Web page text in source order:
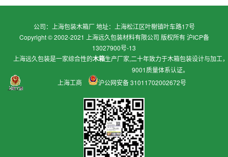
公司：上海包装木箱厂 地址：上海松江区叶榭镇叶车路17号
Copyright © 2002-2021 上海远久包装材料有限公司 版权所有沪ICP备
13027900号-13
上海远久包装是一家综合性的木箱生产厂家,二十年致力于木箱包装设计与加工
9001质量体系认证。
上海工商
沪公网安备 31011702002672号